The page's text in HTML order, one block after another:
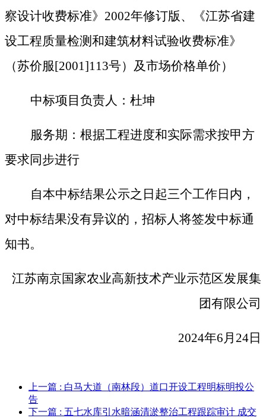
察设计收费标准》2002年修订版、《江苏省建
设工程质量检测和建筑材料试验收费标准》
（苏价服[2001]113号）及市场价格单价）
中标项目负责人： 杜坤
服务期：根据工程进度和实际需求按甲方
要求同步进行
自本中标结果公示之日起三个工作日内，
对中标结果没有异议的，招标人将签发中标通
知书。
江苏南京国家农业高新技术产业示范区发展集
团有限公司
2024年6月 24日
上一篇 : 白马大道（南林段）道口开设工程明标明投公
告
下一篇 : 五七水库引水暗涵清淤整治工程跟踪审计 成交